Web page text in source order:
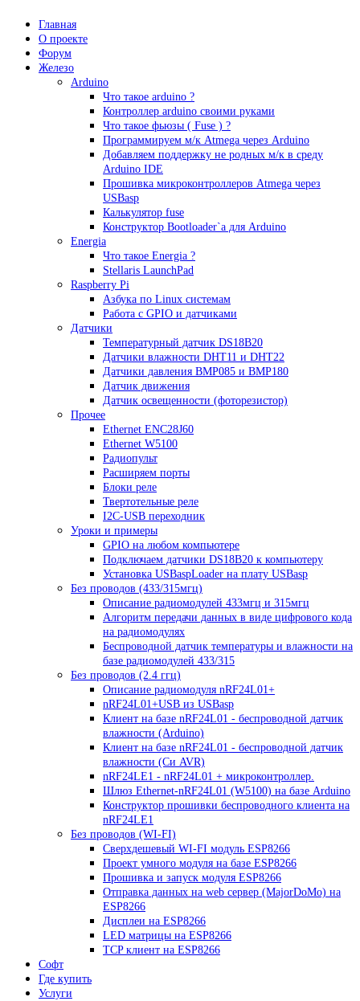
Главная
О проекте
Форум
Железо
Arduino
Что такое аrduino ?
Контроллер arduino своими руками
Что такое фьюзы ( Fuse ) ?
Программируем м/к Atmega через Arduino
Добавляем поддержку не родных м/к в среду
Arduino IDE
Прошивка микроконтроллеров Atmega через
USBasp
Калькулятор fuse
Конструктор Bootloader`а для Arduino
Energia
Что такое Energia ?
Stellaris LaunchPad
Raspberry Pi
Азбука по Linux системам
Работа с GPIO и датчиками
Датчики
Температурный датчик DS18B20
Датчики влажности DHT11 и DHT22
Датчики давления BMP085 и BMP180
Датчик движения
Датчик освещенности (фоторезистор)
Прочее
Ethernet ENC28J60
Ethernet W5100
Радиопульт
Расширяем порты
Блоки реле
Твертотельные реле
I2C-USB переходник
Уроки и примеры
GPIO на любом компьютере
Подключаем датчики DS18B20 к компьютеру
Установка USBaspLoader на плату USBasp
Без проводов (433/315мгц)
Описание радиомодулей 433мгц и 315мгц
Алгоритм передачи данных в виде цифрового кода
на радиомодулях
Беспроводной датчик температуры и влажности на
базе радиомодулей 433/315
Без проводов (2.4 ггц)
Описание радиомодуля nRF24L01+
nRF24L01+USB из USBasp
Клиент на базе nRF24L01 - беспроводной датчик
влажности (Arduino)
Клиент на базе nRF24L01 - беспроводной датчик
влажности (Си AVR)
nRF24LE1 - nRF24L01 + микроконтроллер.
Шлюз Ethernet-nRF24L01 (W5100) на базе Arduino
Конструктор прошивки беспроводного клиента на
nRF24LE1
Без проводов (WI-FI)
Сверхдешевый WI-FI модуль ESP8266
Проект умного модуля на базе ESP8266
Прошивка и запуск модуля ESP8266
Отправка данных на web сервер (MajorDoMo) на
ESP8266
Дисплеи на ESP8266
LED матрицы на ESP8266
TCP клиент на ESP8266
Софт
Где купить
Услуги